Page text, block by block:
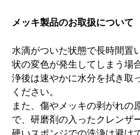
メッキ製品のお取扱について
水滴がついた状態で長時間置
状の変色が発生してしまう場
浄後は速やかに水分を拭き取
ください。
また、傷やメッキの剥がれの
で、研磨剤の入ったクレンザ